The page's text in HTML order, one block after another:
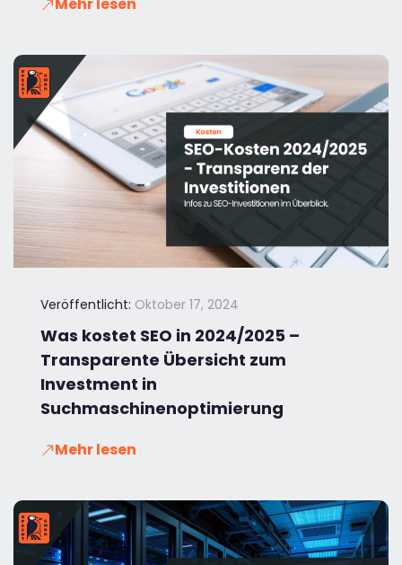
Veröffentlicht: Oktober 17, 2024
Was kostet SEO in 2024/2025 –
Transparente Übersicht zum
Investment in
Suchmaschinenoptimierung
Mehr lesen